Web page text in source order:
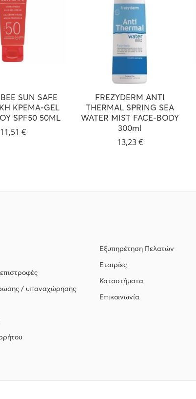
SUN SAFE
ΚΡΕΜΑ-GEL
SPF50 50ML
11,51 €
FREZYDERM ANTI
THERMAL SPRING SEA
WATER MIST FACE-BODY
300ml
13,23€
/ υπαναχώρησης
Εξυπηρέτηση Πελατών
Εταιρίες
Καταστήματα
Επικοινωνία